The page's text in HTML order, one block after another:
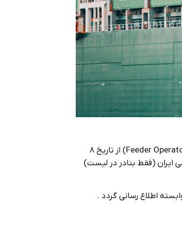
احتراماً به استناد اعلامیه های دریافتی از شرکتهای کشتیرانی خارجی (Feeder Operator) از تاریخ 8
اسلامی ایران (فقط بنادر در لیست)
اطلاع رسانی گردد .